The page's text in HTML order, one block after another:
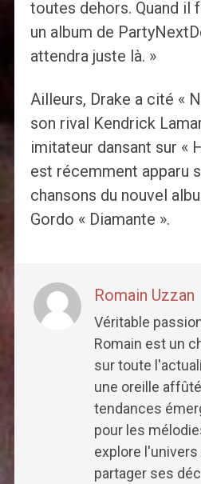
toutes dehors. Quand il
un album de
attendra juste là. »
Ailleurs, Drake a cité «
son rival Kendrick
imitateur dansant sur «
est récemment apparu
chansons du nouvel
Gordo « Diamante ».
Romain Uzzan
Véritable
Romain est un
sur toute
une oreille
tendances
pour les
explore
partager ses